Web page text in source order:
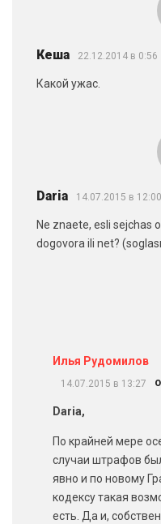
Кеша 22.12.2014 в 0:56
Какой ужас.
Daria 14.07.2015 в 12:00
Ne znaete, esli sejchas
dogovora ili net?
Илья Рудомилов
14.07.2015 в 13:27
Daria,
По крайней мере
случаи штрафов
явно и по новому
кодексу такая
есть. Да и,